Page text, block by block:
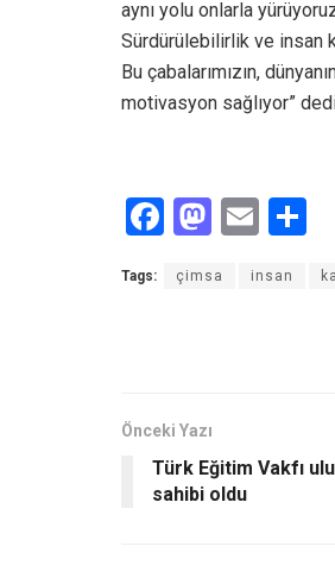
aynı yolu onlarla
Sürdürülebilirlik ve insan
Bu çabalarımızın,
motivasyon sağlıyor”
F
ce
k
M
st
E
ail
Tags: çimsa insan
Önceki Yazı
Türk Eğitim Vakfı
sahibi oldu